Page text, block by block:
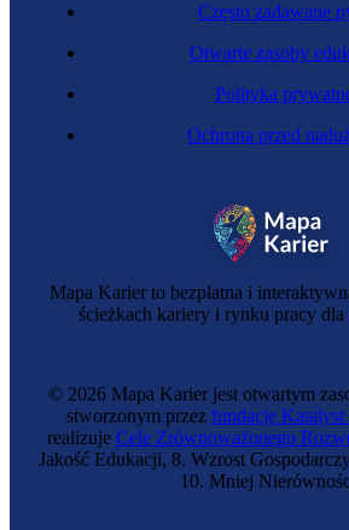
Komendant policji
Mapa Karier to bezpłatna i
ścieżkach kariery i rynku pracy dla
Często zadawane
Otwarte zasoby
Polityka
Ochrona przed
© 2026 Mapa Karier jest otwartym
stworzonym przez fundację Katalyst
realizuje Cele Zrównoważonego
Jakość Edukacji, 8. Wzrost
10. Mniej